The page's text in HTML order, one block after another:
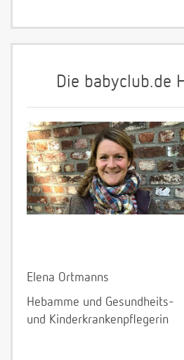
Die babyclub.de
Elena Ortmanns
Hebamme und Gesundheits-
und Kinderkrankenpflegerin